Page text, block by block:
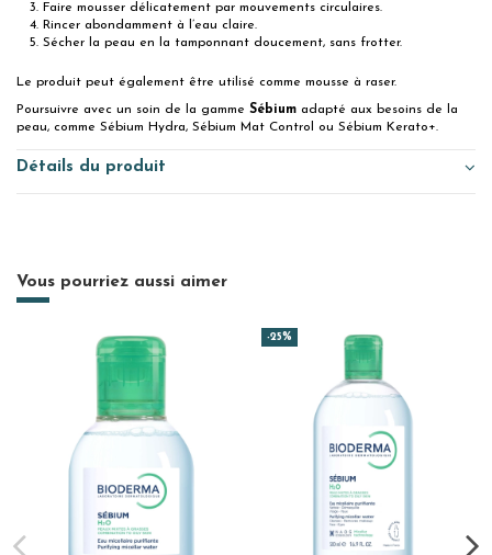
Faire mousser délicatement par mouvements circulaires.
Rincer abondamment à l’eau claire.
Sécher la peau en la tamponnant doucement, sans frotter.
Le produit peut également être utilisé comme mousse à raser.
Poursuivre avec un soin de la gamme Sébium adapté aux besoins de la
peau, comme Sébium Hydra, Sébium Mat Control ou Sébium Kerato+.
Détails du produit
Vous pourriez aussi aimer
-25%